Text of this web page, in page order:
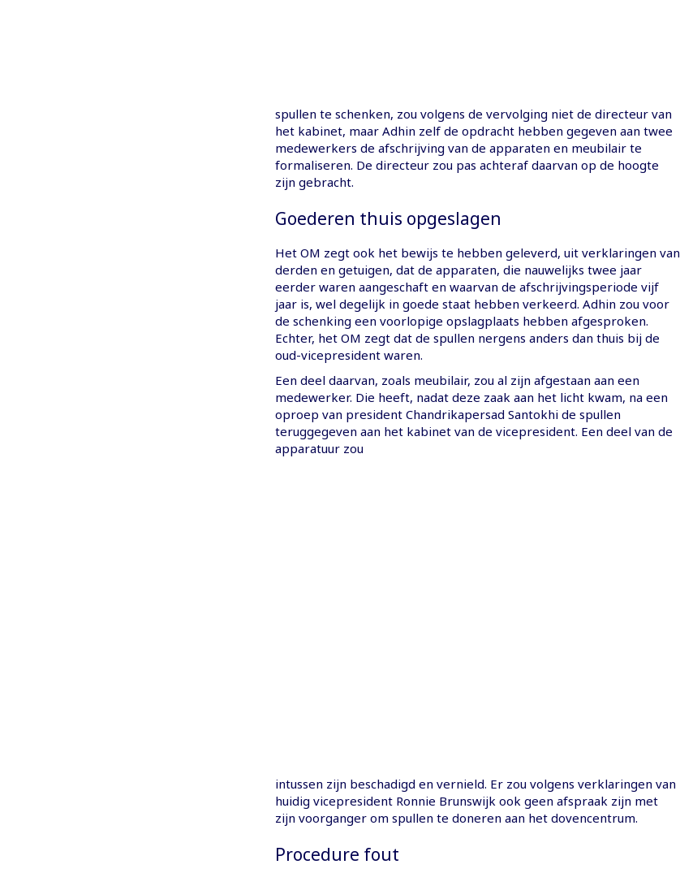
spullen te schenken, zou volgens de vervolging niet de directeur van
het kabinet, maar Adhin zelf de opdracht hebben gegeven aan twee
medewerkers de afschrijving van de apparaten en meubilair te
formaliseren. De directeur zou pas achteraf daarvan op de hoogte
zijn gebracht.
Goederen thuis opgeslagen
Het OM zegt ook het bewijs te hebben geleverd, uit verklaringen van
derden en getuigen, dat de apparaten, die nauwelijks twee jaar
eerder waren aangeschaft en waarvan de afschrijvingsperiode vijf
jaar is, wel degelijk in goede staat hebben verkeerd. Adhin zou voor
de schenking een voorlopige opslagplaats hebben afgesproken.
Echter, het OM zegt dat de spullen nergens anders dan thuis bij de
oud-vicepresident waren.
Een deel daarvan, zoals meubilair, zou al zijn afgestaan aan een
medewerker. Die heeft, nadat deze zaak aan het licht kwam, na een
oproep van president Chandrikapersad Santokhi de spullen
teruggegeven aan het kabinet van de vicepresident. Een deel van de
apparatuur zou
intussen zijn beschadigd en vernield. Er zou volgens verklaringen van
huidig vicepresident Ronnie Brunswijk ook geen afspraak zijn met
zijn voorganger om spullen te doneren aan het dovencentrum.
Procedure fout